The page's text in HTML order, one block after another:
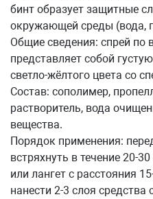
бинт образует защитные
окружающей среды (вода,
Общие сведения: спрей по
представляет собой
светло-жёлтого цвета со
Состав: сополимер,
растворитель, вода
вещества.
Порядок применения:
встряхнуть в течение 20-
или лангет с расстояния
нанести 2-3 слоя